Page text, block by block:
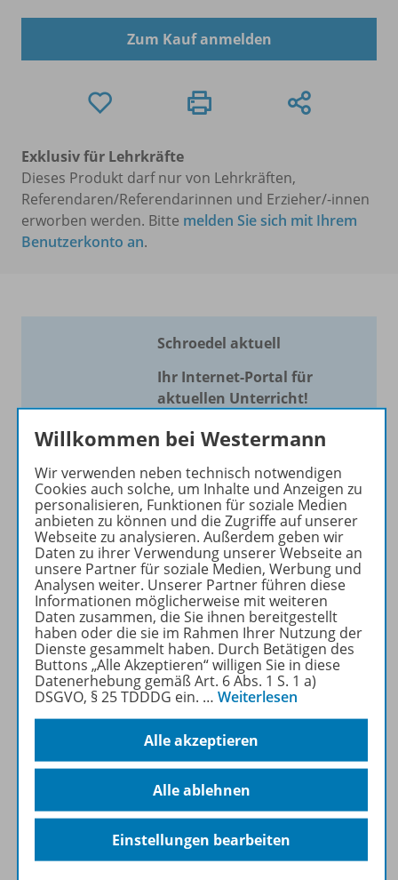
Zum Kauf anmelden
Exklusiv für Lehrkräfte
Dieses Produkt darf nur von Lehrkräften,
Referendaren/Referendarinnen und Erzieher/-innen
erworben werden. Bitte melden Sie sich mit Ihrem
Benutzerkonto an.
Schroedel aktuell
Ihr Internet-Portal für
aktuellen Unterricht!
Mit Schroedel aktuell bieten
Ihren Unterricht aktuell und
einfach zu gestalten. Jede
Woche drei bis vier
Neuerscheinungen mit
großem Online Archiv.
Mehr erfahren
Informationen
Spar-Pakete
Willkommen bei Westermann
Wir verwenden neben technisch notwendigen
Cookies auch solche, um Inhalte und Anzeigen zu
personalisieren, Funktionen für soziale Medien
anbieten zu können und die Zugriffe auf unserer
Webseite zu analysieren. Außerdem geben wir
Daten zu ihrer Verwendung unserer Webseite an
unsere Partner für soziale Medien, Werbung und
Analysen weiter. Unserer Partner führen diese
Informationen möglicherweise mit weiteren
Daten zusammen, die Sie ihnen bereitgestellt
haben oder die sie im Rahmen Ihrer Nutzung der
Dienste gesammelt haben. Durch Betätigen des
Buttons „Alle Akzeptieren“ willigen Sie in diese
Datenerhebung gemäß Art. 6 Abs. 1 S. 1 a)
DSGVO, § 25 TDDDG ein. … Weiterlesen
Alle akzeptieren
Alle ablehnen
Einstellungen bearbeiten